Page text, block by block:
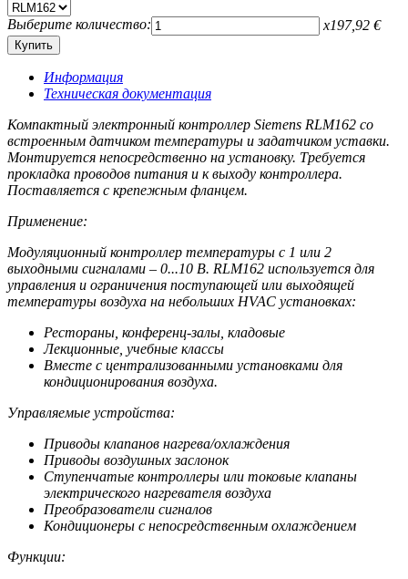
Выберите количество: x197,92 €
Информация
Техническая документация
Компактный электронный контроллер Siemens RLM162 со
встроенным датчиком температуры и задатчиком уставки.
Монтируется непосредственно на установку. Требуется
прокладка проводов питания и к выходу контроллера.
Поставляется с крепежным фланцем.
Применение:
Модуляционный контроллер температуры с 1 или 2
выходными сигналами – 0...10 В. RLM162 используется для
управления и ограничения поступающей или выходящей
температуры воздуха на небольших HVAC установках:
Рестораны, конференц-залы, кладовые
Лекционные, учебные классы
Вместе с централизованными установками для
кондиционирования воздуха.
Управляемые устройства:
Приводы клапанов нагрева/охлаждения
Приводы воздушных заслонок
Ступенчатые контроллеры или токовые клапаны
электрического нагревателя воздуха
Преобразователи сигналов
Кондиционеры с непосредственным охлаждением
Функции: